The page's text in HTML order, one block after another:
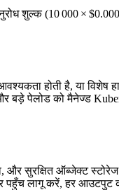
शुल्क (10 000 ×
होती है, या विशेष
बड़े पेलोड को मैनेज्ड
सुरक्षित ऑब्जेक्ट
पहुँच लागू करें, हर आउटपुट